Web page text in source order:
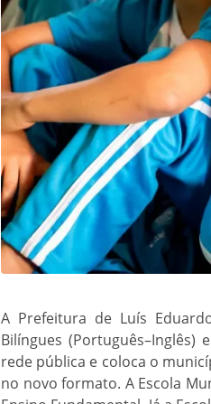
A Prefeitura de Luís
Bilíngues (Português–Inglês)
rede pública e coloca o
no novo formato. A Escola